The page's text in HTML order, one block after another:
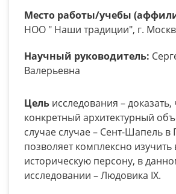
Место работы/учебы
НОО " Наши традиции", г.
Научный руководитель:
Валерьевна
Цель исследования – доказать,
конкретный архитектурный
случае случае – Сент-Шапель
позволяет комплексно
историческую персону, в
исследовании – Людовика IX.